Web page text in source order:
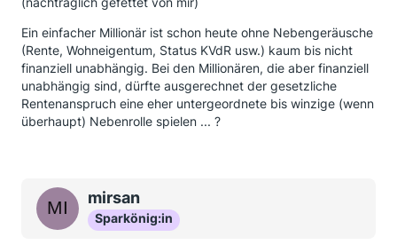
Ein einfacher Millionär ist schon heute ohne Nebengeräusche
(Rente, Wohneigentum, Status KVdR usw.) kaum bis nicht
finanziell unabhängig. Bei den Millionären, die aber finanziell
unabhängig sind, dürfte ausgerechnet der gesetzliche
Rentenanspruch eine eher untergeordnete bis winzige (wenn
überhaupt) Nebenrolle spielen ... ?
mirsan
Sparkönig:in